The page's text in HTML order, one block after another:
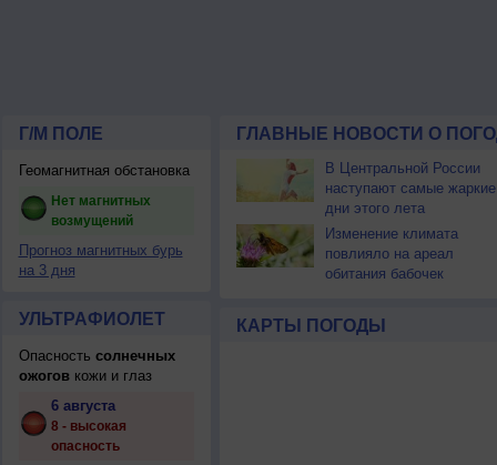
Г/М ПОЛЕ
Геомагнитная обстановка
Нет магнитных
возмущений
Прогноз магнитных бурь
на 3 дня
УЛЬТРАФИОЛЕТ
Опасность солнечных
ожоговкожи и глаз
6 августа
8 - высокая
опасность
ГЛАВНЫЕ НОВОСТИ О
В Центральной России
наступают самые жаркие
дни этого лета
Изменение климата
повлияло на ареал
обитания бабочек
КАРТЫ ПОГОДЫ